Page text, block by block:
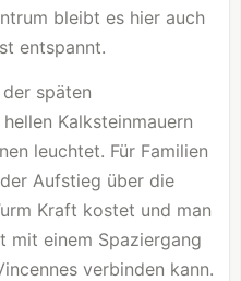
bleibt es hier auch
entspannt.
späten
Kalksteinmauern
leuchtet. Für Familien
Aufstieg über die
Kraft kostet und man
mit einem Spaziergang
verbinden kann.